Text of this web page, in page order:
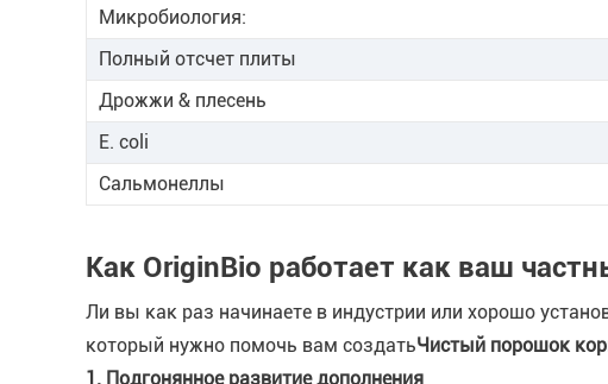
Микробиология:
Полный отсчет плиты
Дрожжи & плесень
E. coli
Сальмонеллы
Как OriginBio работает как ваш
Ли вы как раз начинаете в индустрии или хорошо
который нужно помочь вам создатьЧистый порошок
1. Подгонянное развитие дополнения